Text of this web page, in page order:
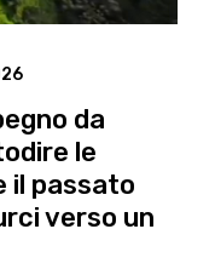
da
le
il passato
verso un